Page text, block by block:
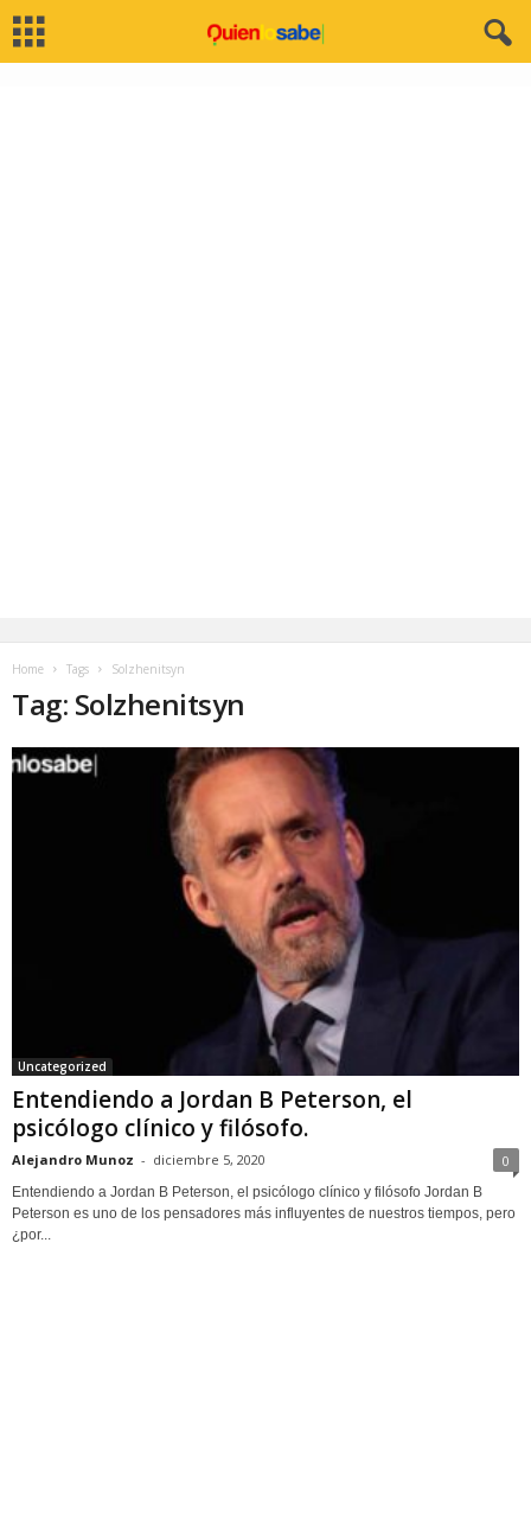
Home Tags Solzhenitsyn
Tag: Solzhenitsyn
Uncategorized
Entendiendo a Jordan B Peterson, el
psicólogo clínico y filósofo.
Alejandro Munoz - diciembre 5, 2020 0
Entendiendo a Jordan B Peterson, el psicólogo clínico y filósofo Jordan B
Peterson es uno de los pensadores más influyentes de nuestros tiempos, pero
¿por...